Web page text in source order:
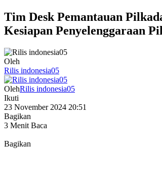
Tim Desk Pemantauan
Kesiapan Penyelenggaraan
Oleh
Rilis indonesia05
OlehRilis indonesia05
Ikuti
23 November 2024 20:51
Bagikan
3 Menit Baca
Bagikan